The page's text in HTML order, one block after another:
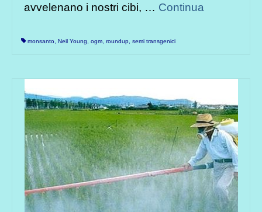
avvelenano i nostri cibi, … Continua
monsanto Neil Young ogm roundup semi transgenici